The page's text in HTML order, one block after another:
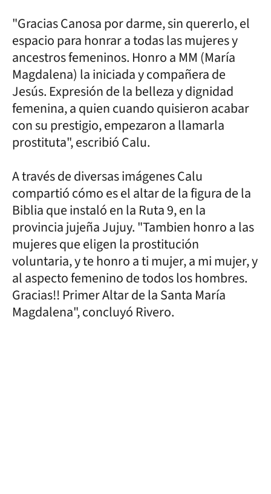
"Gracias Canosa por darme, sin quererlo, el
espacio para honrar a todas las mujeres y
ancestros femeninos. Honro a MM (María
Magdalena) la iniciada y compañera de
Jesús. Expresión de la belleza y dignidad
femenina, a quien cuando quisieron acabar
con su prestigio, empezaron a llamarla
prostituta", escribió Calu.
A través de diversas imágenes Calu
compartió cómo es el altar de la figura de la
Biblia que instaló en la Ruta 9, en la
provincia jujeña Jujuy. "Tambien honro a las
mujeres que eligen la prostitución
voluntaria, y te honro a ti mujer, a mi mujer, y
al aspecto femenino de todos los hombres.
Gracias!! Primer Altar de la Santa María
Magdalena", concluyó Rivero.